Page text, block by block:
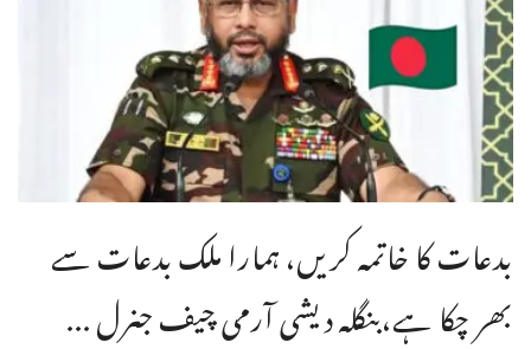
بدعات کا خاتمہ کریں، ہمارا ملک بدعات سے
بھر چکا ہے،بنگله دیشی آرمی چیف جنرل ...